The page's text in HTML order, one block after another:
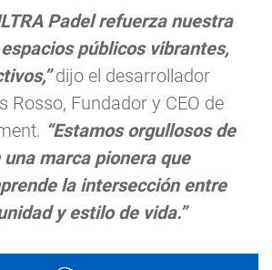
Padel refuerza nuestra
públicos vibrantes,
dijo el desarrollador
Rosso, Fundador y CEO de
“Estamos orgullosos de
marca pionera que
la intersección entre
y estilo de vida.”